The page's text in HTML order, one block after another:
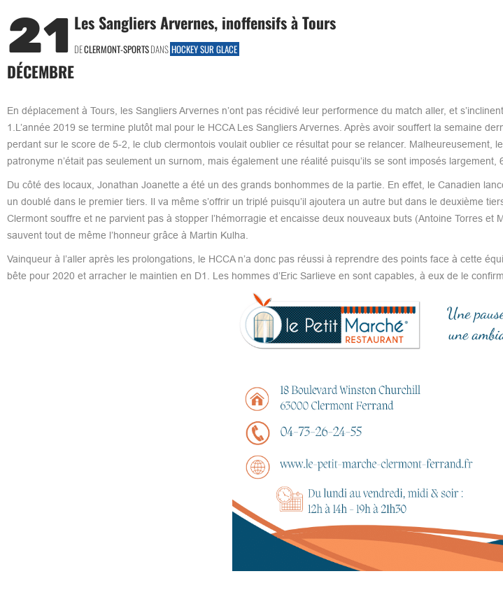
21
DÉCEMBRE
Les Sangliers Arvernes, inoffensifs à Tours
DECLERMONT-SPORTSDANS HOCKEY SUR GLACE
En déplacement à Tours, les Sangliers Arvernes n’ont pas récidivé leur performence du match aller, et
1.L’année 2019 se termine plutôt mal pour le HCCA Les Sangliers Arvernes. Après avoir souffert la semaine
perdant sur le score de 5-2, le club clermontois voulait oublier ce résultat pour se relancer. Malheureusement,
patronyme n’était pas seulement un surnom, mais également une réalité puisqu’ils se sont imposés largement,
Du côté des locaux, Jonathan Joanette a été un des grands bonhommes de la partie. En effet, le Canadien
un doublé dans le premier tiers. Il va même s’offrir un triplé puisqu’il ajoutera un autre but dans le deuxième
Clermont souffre et ne parvient pas à stopper l’hémorragie et encaisse deux nouveaux buts (Antoine Torres et
sauvent tout de même l’honneur grâce à Martin Kulha.
Vainqueur à l’aller après les prolongations, le HCCA n’a donc pas réussi à reprendre des points face à cette
bête pour 2020 et arracher le maintien en D1. Les hommes d’Eric Sarlieve en sont capables, à eux de le